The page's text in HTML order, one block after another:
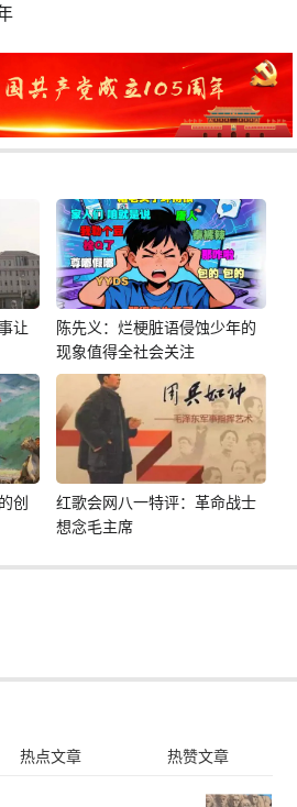
让
陈先义：烂梗脏语侵蚀少年的
现象值得全社会关注
创
红歌会网八一特评：革命战士
想念毛主席
热点文章 热赞文章